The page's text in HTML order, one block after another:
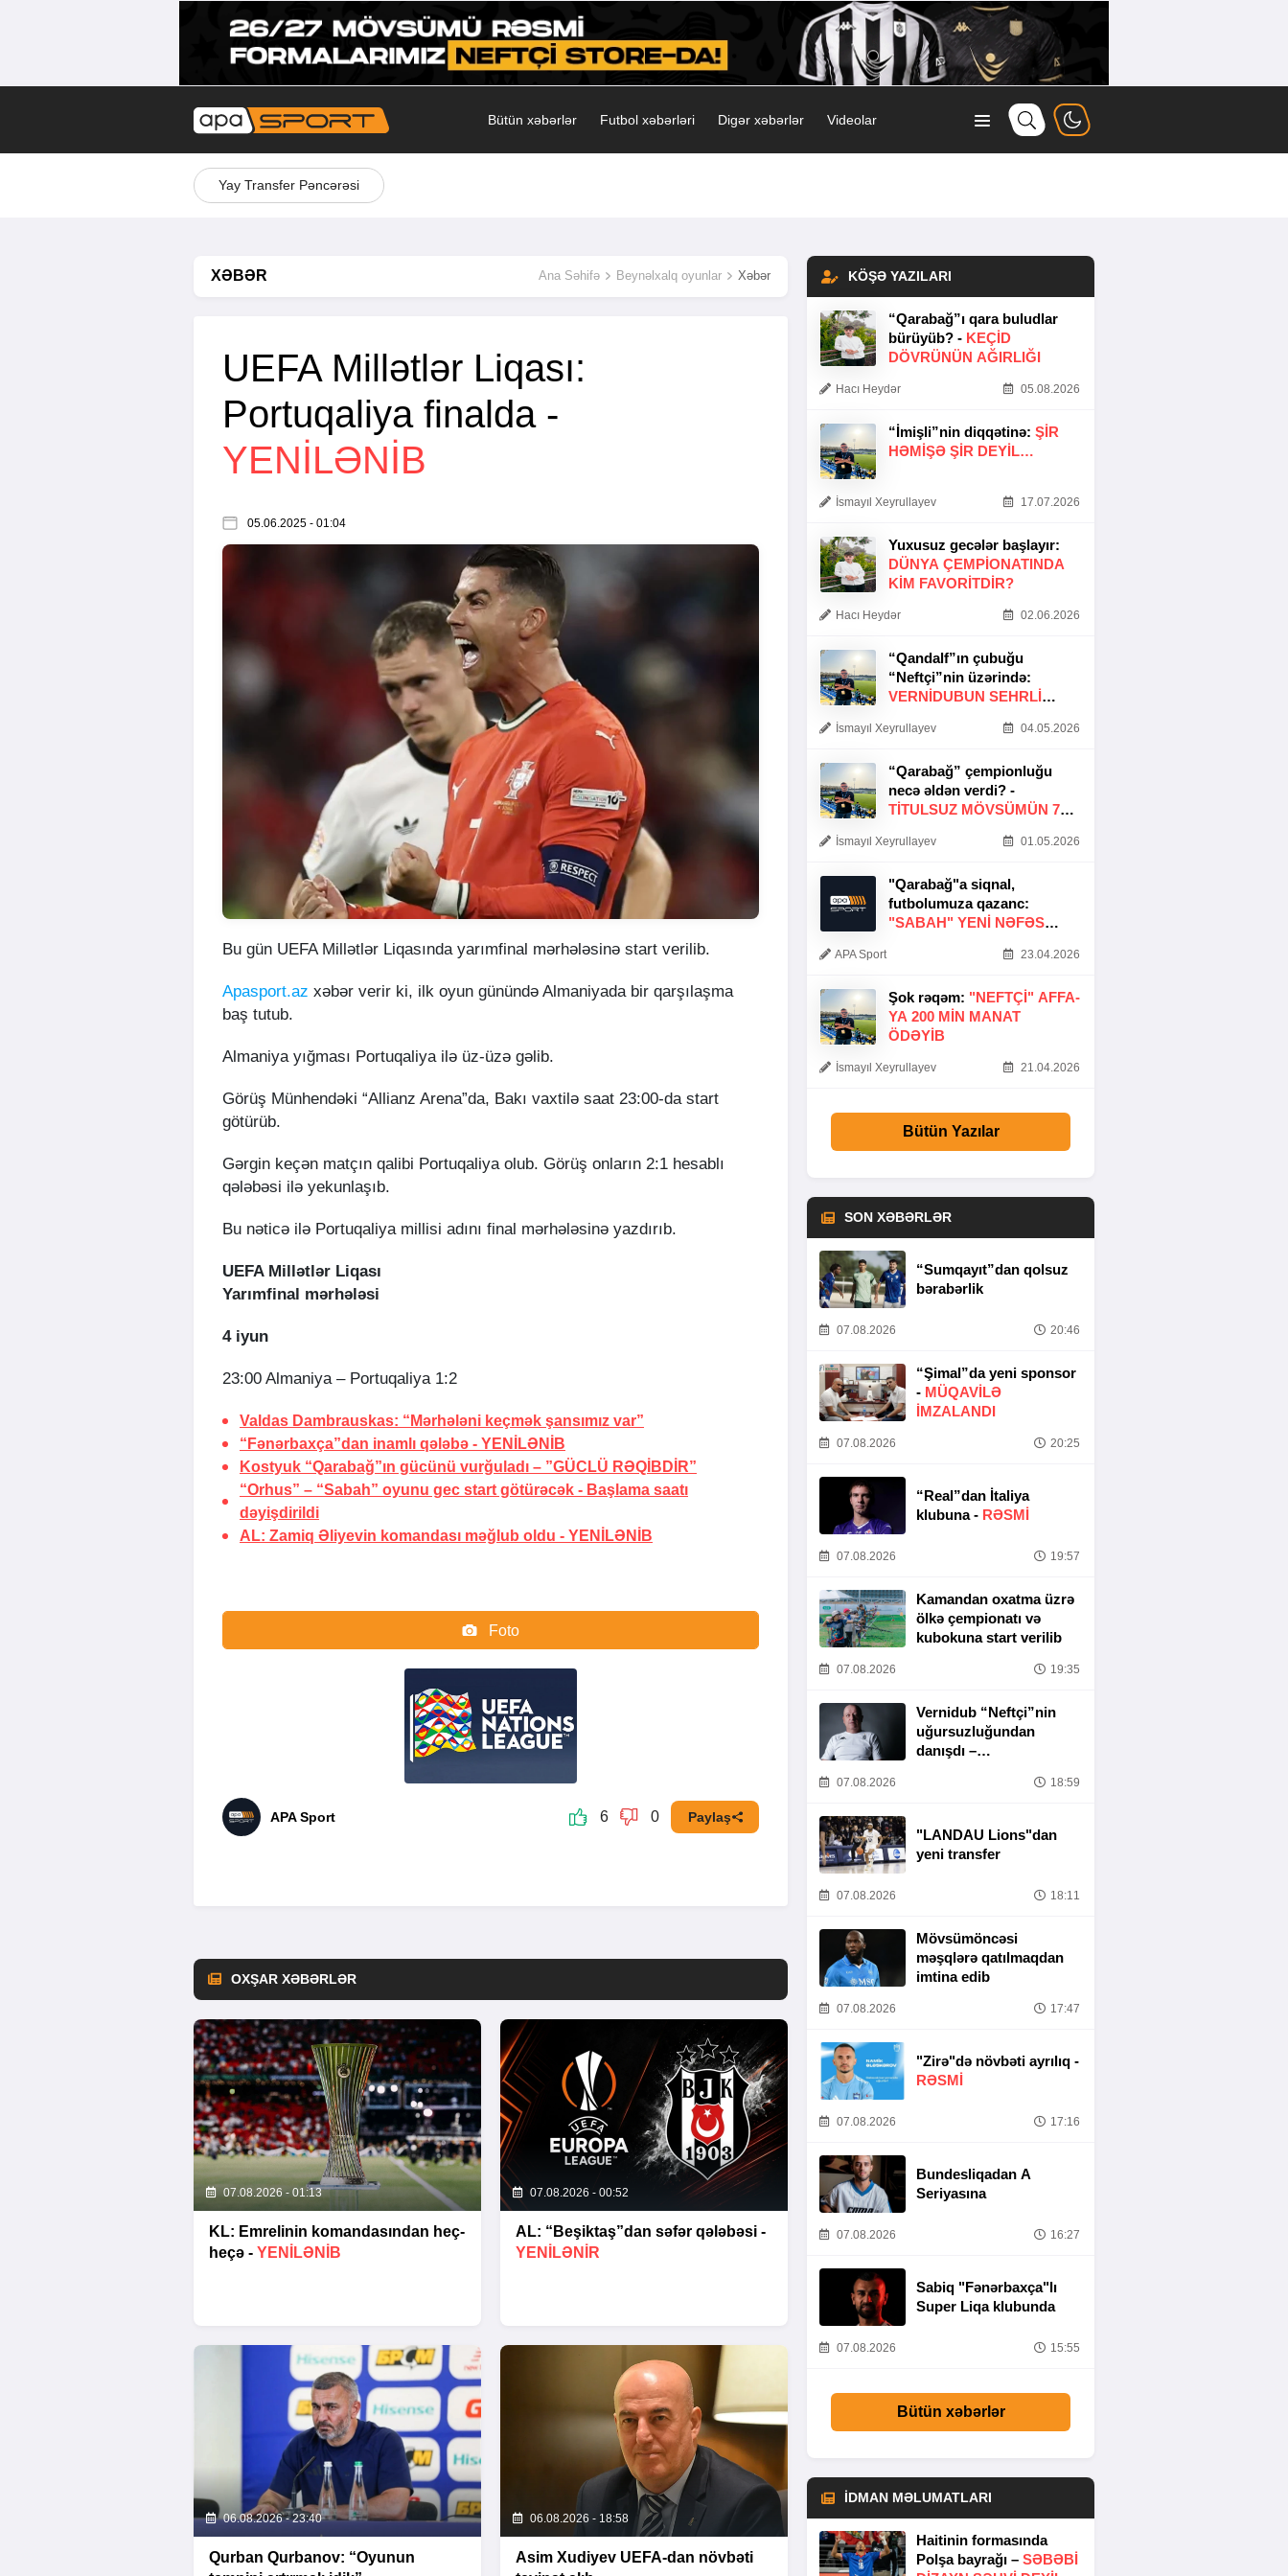
Bütün xəbərlər Futbol xəbərləri Digər xəbərlər Videolar
Yay Transfer Pəncərəsi
XƏBƏR Ana Səhifə Beynəlxalq oyunlar Xəbər
UEFA Millətlər Liqası:
Portuqaliya finalda -
YENİLƏNİB
05.06.2025 - 01:04
Bu gün UEFA Millətlər Liqasında yarımfinal mərhələsinə start verilib.
Apasport.az xəbər verir ki, ilk oyun günündə Almaniyada bir qarşılaşma
baş tutub.
Almaniya yığması Portuqaliya ilə üz-üzə gəlib.
Görüş Münhendəki “Allianz Arena”da, Bakı vaxtilə saat 23:00-da start
götürüb.
Gərgin keçən matçın qalibi Portuqaliya olub. Görüş onların 2:1 hesablı
qələbəsi ilə yekunlaşıb.
Bu nəticə ilə Portuqaliya millisi adını final mərhələsinə yazdırıb.
UEFA Millətlər Liqası
Yarımfinal mərhələsi
4 iyun
23:00 Almaniya – Portuqaliya 1:2
Valdas Dambrauskas: “Mərhələni keçmək şansımız var”
“Fənərbaxça”dan inamlı qələbə - YENİLƏNİB
Kostyuk “Qarabağ”ın gücünü vurğuladı – ”GÜCLÜ RƏQİBDİR”
“Orhus” – “Sabah” oyunu gec start götürəcək - Başlama saatı
dəyişdirildi
AL: Zamiq Əliyevin komandası məğlub oldu - YENİLƏNİB
Foto
Video
APA Sport 6 0 Paylaş
OXŞAR XƏBƏRLƏR
07.08.2026 - 01:13
KL: Emrelinin komandasından heç-
heçə - YENİLƏNİB
07.08.2026 - 00:52
AL: “Beşiktaş”dan səfər qələbəsi -
YENİLƏNİR
06.08.2026 - 23:40
Qurban Qurbanov: “Oyunun
06.08.2026 - 18:58
Asim Xudiyev UEFA-dan növbəti
KÖŞƏ YAZILARI
“Qarabağ”ı qara buludlar
bürüyüb? - KEÇID
DÖVRÜNÜN AĞIRLIĞI
Hacı Heydər 05.08.2026
“İmişli”nin diqqətinə: ŞIR
HƏMIŞƏ ŞIR DEYIL…
İsmayıl Xeyrullayev 17.07.2026
Yuxusuz gecələr başlayır:
DÜNYA ÇEMPIONATINDA
KIM FAVORITDIR?
Hacı Heydər 02.06.2026
“Qandalf”ın çubuğu
“Neftçi”nin üzərində:
VERNİDUBUN SEHRLİ
İsmayıl Xeyrullayev 04.05.2026
“Qarabağ” çempionluğu
necə əldən verdi? -
TITULSUZ MÖVSÜMÜN 7
İsmayıl Xeyrullayev 01.05.2026
"Qarabağ"a siqnal,
futbolumuza qazanc:
"SABAH" YENI NƏFƏS
APA Sport 23.04.2026
Şok rəqəm: "NEFTÇI" AFFA-
YA 200 MIN MANAT
ÖDƏYIB
İsmayıl Xeyrullayev 21.04.2026
Bütün Yazılar
SON XƏBƏRLƏR
“Sumqayıt”dan qolsuz
bərabərlik
07.08.2026 20:46
“Şimal”da yeni sponsor
- MÜQAVİLƏ
İMZALANDI
07.08.2026 20:25
“Real”dan İtaliya
klubuna - RƏSMİ
07.08.2026 19:57
Kamandan oxatma üzrə
ölkə çempionatı və
kubokuna start verilib
07.08.2026 19:35
Vernidub “Neftçi”nin
uğursuzluğundan
danışdı –
TAMAMILƏ MƏNIM
07.08.2026 18:59
"LANDAU Lions"dan
yeni transfer
07.08.2026 18:11
Mövsümöncəsi
məşqlərə qatılmaqdan
imtina edib
07.08.2026 17:47
"Zirə"də növbəti ayrılıq -
RƏSMİ
07.08.2026 17:16
Bundesliqadan A
Seriyasına
07.08.2026 16:27
Sabiq "Fənərbaxça"lı
Super Liqa klubunda
07.08.2026 15:55
Bütün xəbərlər
İDMAN MƏLUMATLARI
Haitinin formasında
Polşa bayrağı – SƏBƏBI